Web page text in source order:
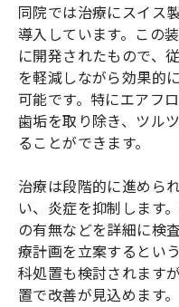
同院では治療にスイス
導入しています。この
に開発されたもので、
を軽減しながら効果的
可能です。特にエアフ
歯垢を取り除き、ツル
ることができます。
治療は段階的に進めら
い、炎症を抑制します
の有無などを詳細に検
療計画を立案するとい
科処置も検討されます
置で改善が見込めます。